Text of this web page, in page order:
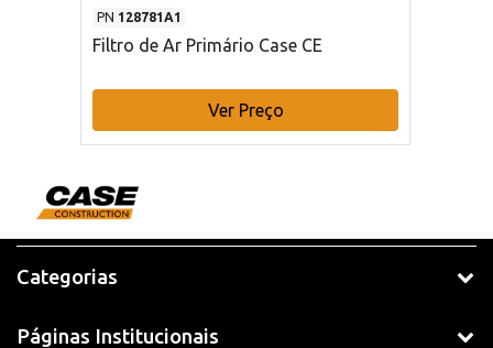
PN 128781A1
Filtro de Ar Primário Case CE
Ver Preço
Categorias
Páginas Institucionais